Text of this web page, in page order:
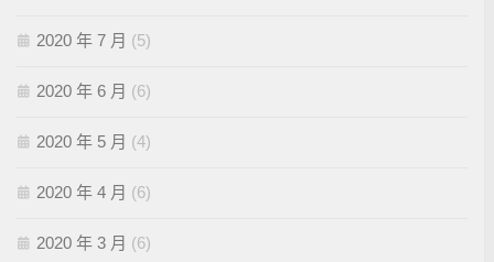
2020 年 7 月 (5)
2020 年 6 月 (6)
2020 年 5 月 (4)
2020 年 4 月 (6)
2020 年 3 月 (6)